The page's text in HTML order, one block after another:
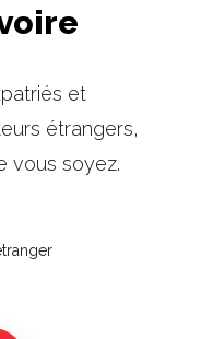
et
étrangers,
vous soyez.